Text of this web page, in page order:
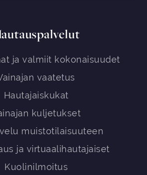
ja valmiit kokonaisuudet
vaatetus
Hautajaiskukat
kuljetukset
muistotilaisuuteen
ja virtuaalihautajaiset
Kuolinilmoitus